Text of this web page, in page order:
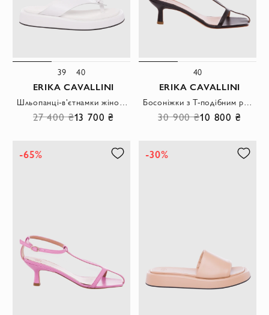
39 40
ERIKA CAVALLINI
Шльопанці-в'єтнамки жіночі білі
27 400 ₴13 700 ₴
40
ERIKA CAVALLINI
Босоніжки з Т-подібним ремінцем та відкритим квадратним мисом із чорної шкіри.
30 900 ₴10 800 ₴
-65% -30%